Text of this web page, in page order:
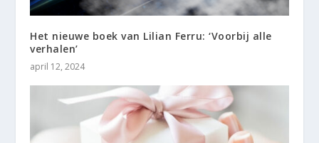
Het nieuwe boek van Lilian Ferru: ‘Voorbij alle
verhalen’
april 12, 2024